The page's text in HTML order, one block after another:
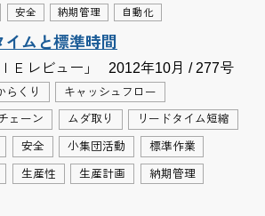
安全 納期管理 自動化
イムと標準時間
Ｅレビュー」 2012年10月 / 277号
らくり キャッシュフロー
ェーン ムダ取り リードタイム短縮
安全 小集団活動 標準作業
生産性 生産計画 納期管理